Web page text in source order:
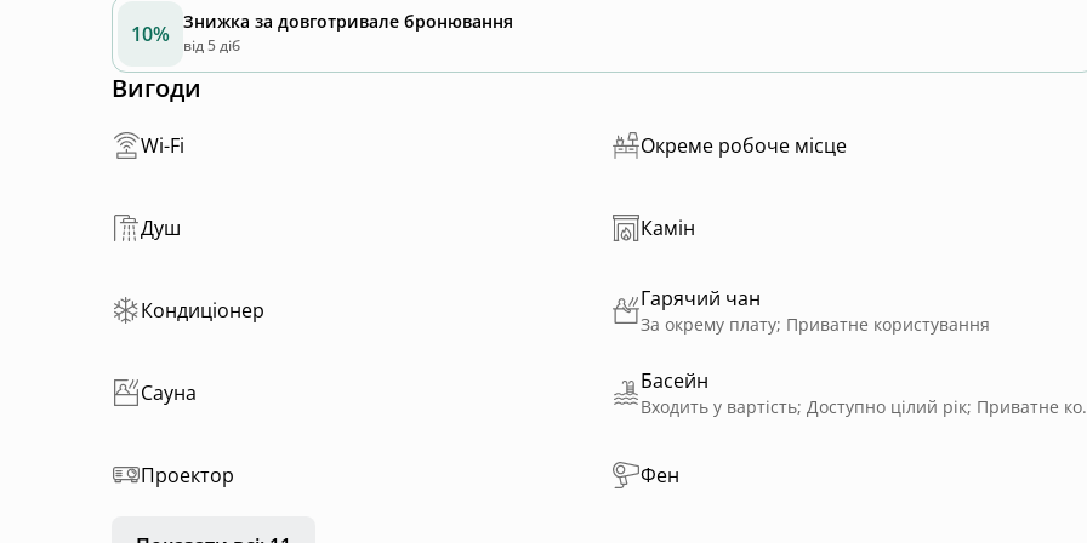
10% Знижка за довготривале бронювання
від 5 діб
Вигоди
Wi-Fi Окреме робоче місце
Душ Камін
Кондиціонер Гарячий чан
За окрему плату; Приватне користування
Сауна Басейн
Входить у
Проектор Фен